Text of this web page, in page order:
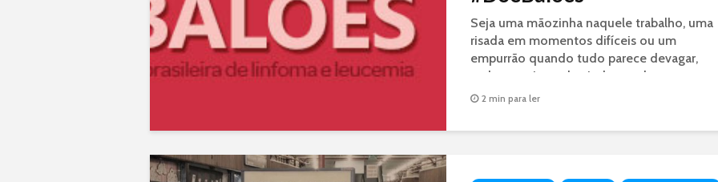
Seja uma mãozinha naquele trabalho, uma
risada em momentos difíceis ou um
empurrão quando tudo parece devagar,
todos precisam de ajuda em algum
momento de sua vida. E contar com este
2 min para ler